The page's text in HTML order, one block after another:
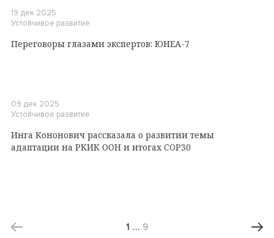
19 дек 2025
Устойчивое развитие
Переговоры глазами экспертов: ЮНЕА-7
09 дек 2025
Устойчивое развитие
Инга Кононович рассказала о развитии темы
адаптации на РКИК ООН и итогах COP30
1 … 9